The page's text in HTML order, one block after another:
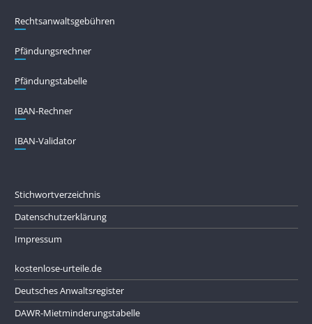
Rechtsanwaltsgebühren
Pfändungs­rechner
Pfändungs­tabelle
IBAN-Rechner
IBAN-Validator
Stichwortverzeichnis
Datenschutzerklärung
Impressum
kostenlose-urteile.de
Deutsches Anwaltsregister
DAWR-Mietminderungstabelle